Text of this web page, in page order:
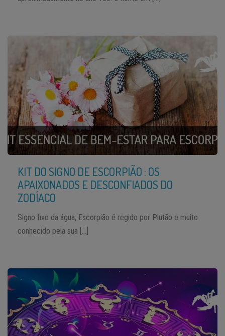
KIT DO SIGNO DE ESCORPIÃO : OS
APAIXONADOS E DESCONFIADOS DO
ZODÍACO
Signo fixo da água, Escorpião é regido por Plutão e muito
conhecido pela sua […]